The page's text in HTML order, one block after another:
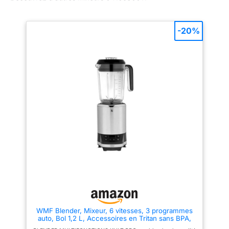
puissance de 1200 W,
vitesses et une fonction
d’impulsion, pour une
résultats parfaits
ACCESSOIRES INCLUS
EN TRITAN : 2 bouteilles
à mélanger à emporter
(500 ml + 700 ml) avec 2
couvercles pour boire, 1
(300 ml) avec couvercle
de conservation, tous
compatibles lave-
lavable au lave-vaisselle,
ouverture de remplissage
avec pot mesureur,
WMF Blender, Mixeur, 6 vitesses, 3 programmes
auto, Bol 1,2 L, Accessoires en Tritan sans BPA,
-20%